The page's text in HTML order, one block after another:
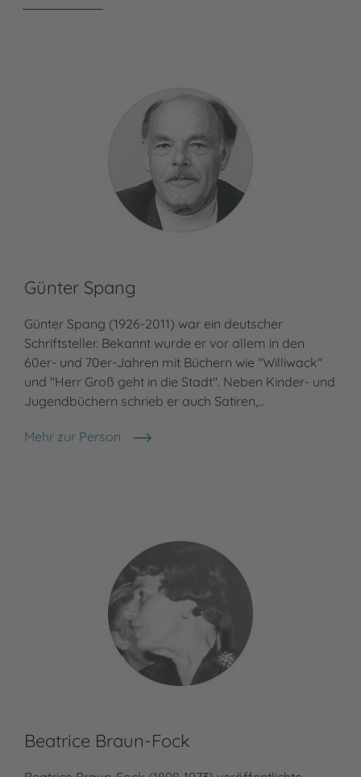
Günter Spang
Günter Spang (1926-2011) war ein deutscher
Schriftsteller. Bekannt wurde er vor allem in den
60er- und 70er-Jahren mit Büchern wie "Williwack"
und "Herr Groß geht in die Stadt". Neben Kinder- und
Jugendbüchern schrieb er auch Satiren,…
Mehr zur Person
Günter Spang
Beatrice Braun-Fock